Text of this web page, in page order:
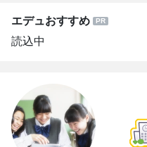
エデュおすすめ
読込中